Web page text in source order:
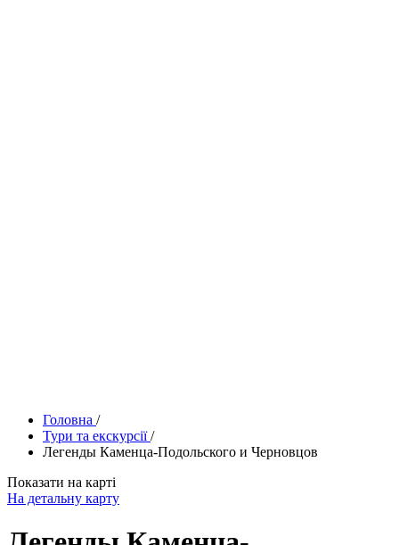
Головна /
Тури та екскурсії /
Легенды Каменца-Подольского и Черновцов
Показати на карті
На детальну карту